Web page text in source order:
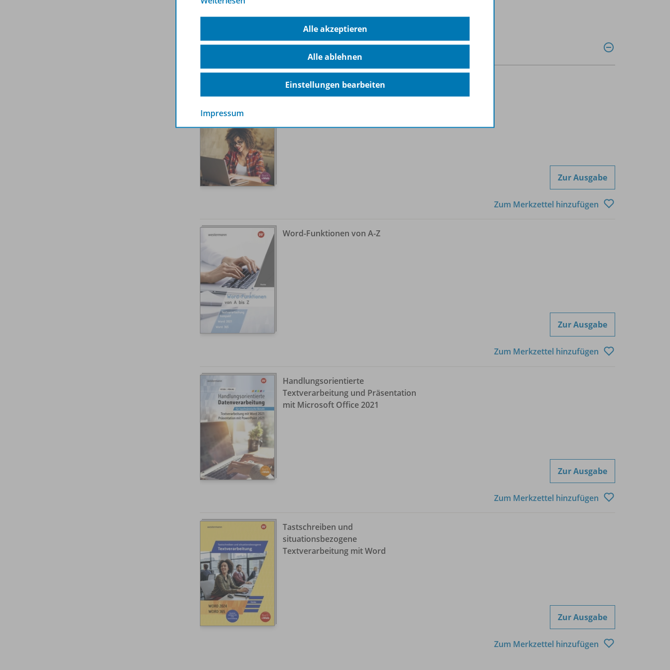
Empfehlungen der Redaktion
Handlungsorientierte
Tabellenkalkulation
Zur Ausgabe
Zum Merkzettel hinzufügen
Word-Funktionen von A-Z
Zur Ausgabe
Zum Merkzettel hinzufügen
Handlungsorientierte
Textverarbeitung und Präsentation
mit Microsoft Office 2021
Zur Ausgabe
Zum Merkzettel hinzufügen
Tastschreiben und
situationsbezogene
Textverarbeitung mit Word
Zur Ausgabe
Zum Merkzettel hinzufügen
Alle akzeptieren
Alle ablehnen
Einstellungen bearbeiten
Impressum